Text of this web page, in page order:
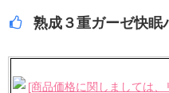
熟成３重ガーゼ快眠